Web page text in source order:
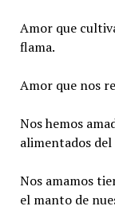
Amor que
flama.
Amor que nos
Nos hemos
alimentados del
Nos amamos
el manto de